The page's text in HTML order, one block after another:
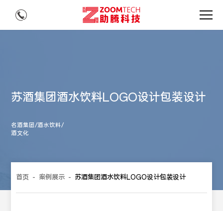
苏酒集团酒水饮料LOGO设计包装设计
名酒集团/酒水饮料/
酒文化
首页 - 案例展示 - 苏酒集团酒水饮料LOGO设计包装设计